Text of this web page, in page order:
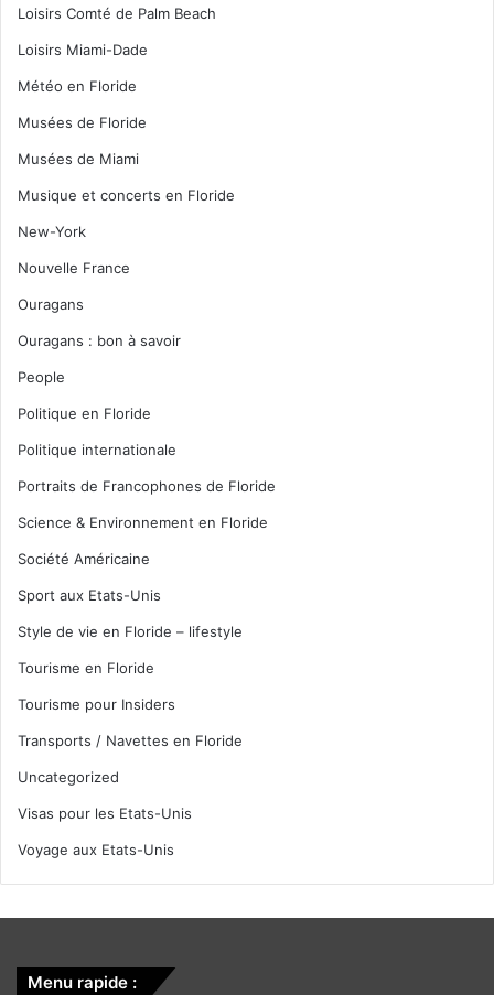
Loisirs Comté de Palm Beach
Loisirs Miami-Dade
Météo en Floride
Musées de Floride
Musées de Miami
Musique et concerts en Floride
New-York
Nouvelle France
Ouragans
Ouragans : bon à savoir
People
Politique en Floride
Politique internationale
Portraits de Francophones de Floride
Science & Environnement en Floride
Société Américaine
Sport aux Etats-Unis
Style de vie en Floride – lifestyle
Tourisme en Floride
Tourisme pour Insiders
Transports / Navettes en Floride
Uncategorized
Visas pour les Etats-Unis
Voyage aux Etats-Unis
Menu rapide :